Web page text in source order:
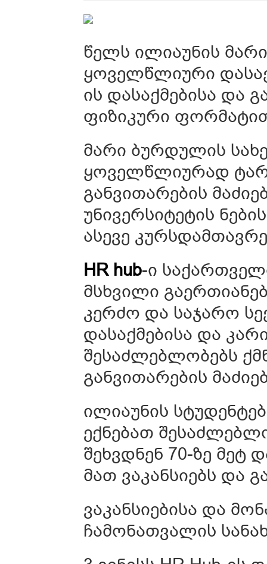
წელს ილიაუნის
ყოველწლიური
ის დასაქმებისა და
ფიზიკური
მარი ბურდულის
ყოველწლიურად
განვითარების
უნივერსიტეტის
ასევე
HR hub-ი
მსხვილი
კერძო და საჯარო
დასაქმებისა და
შესაძლებლობებს
განვითარების
ილიაუნის
ექნებათ
შეხვდნენ 70-ზე მეტ
მათ ვაკანსიებს და
ვაკანსიებისა და
ჩამონათვალის